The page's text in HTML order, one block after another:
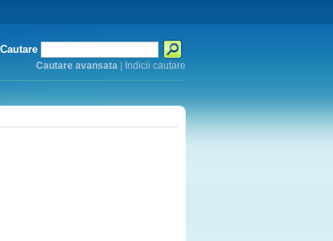
Cautare
Cautare avansata Indicii cautare